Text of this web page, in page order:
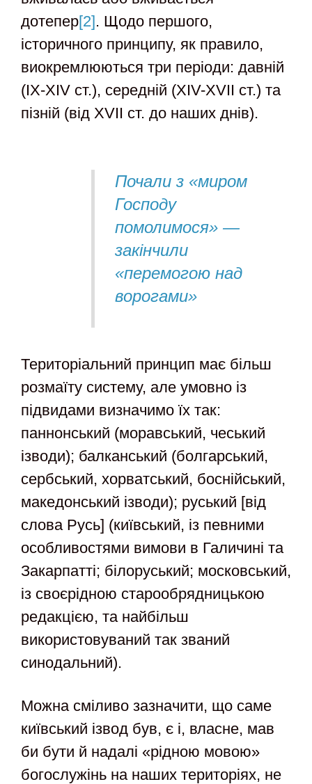
дотепер[2]. Щодо першого,
історичного принципу, як правило,
виокремлюються три періоди: давній
(IX-XIV ст.), середній (XIV-XVII ст.) та
пізній (від XVII ст. до наших днів).
Почали з «миром
Господу
помолимося» —
закінчили
«перемогою над
ворогами»
Територіальний принцип має більш
розмаїту систему, але умовно із
підвидами визначимо їх так:
паннонський (моравський, чеський
ізводи); балканський (болгарський,
сербський, хорватський, боснійський,
македонський ізводи); руський [від
слова Русь] (київський, із певними
особливостями вимови в Галичині та
Закарпатті; білоруський; московський,
із своєрідною старообрядницькою
редакцією, та найбільш
використовуваний так званий
синодальний).
Можна сміливо зазначити, що саме
київський ізвод був, є і, власне, мав
би бути й надалі «рідною мовою»
богослужінь на наших територіях, не